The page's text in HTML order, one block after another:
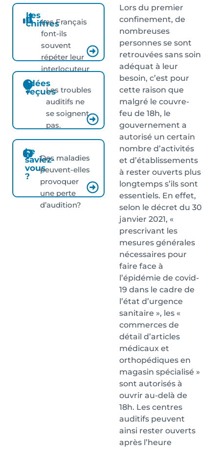
Les
chiffres
Les Français
font-ils
souvent
répéter leur
interlocuteur
?
Idées
reçuesLes troubles
auditifs ne
se soignent
pas.
Le
saviez-
vous
?
Des maladies
peuvent-elles
provoquer
une perte
d’audition?
Lors du premier
confinement, de
nombreuses
personnes se sont
retrouvées sans soin
adéquat à leur
besoin, c’est pour
cette raison que
malgré le couvre-
feu de 18h, le
gouvernement a
autorisé un certain
nombre d’activités
et d’établissements
à rester ouverts plus
longtemps s’ils sont
essentiels. En effet,
selon le décret du 30
janvier 2021, «
prescrivant les
mesures générales
nécessaires pour
faire face à
l’épidémie de covid-
19 dans le cadre de
l’état d’urgence
sanitaire », les «
commerces de
détail d’articles
médicaux et
orthopédiques en
magasin spécialisé »
sont autorisés à
ouvrir au-delà de
18h. Les centres
auditifs peuvent
ainsi rester ouverts
après l’heure